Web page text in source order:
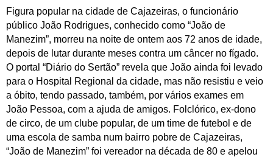
Figura popular na cidade de Cajazeiras, o funcionário
público João Rodrigues, conhecido como “João de
Manezim”, morreu na noite de ontem aos 72 anos de idade,
depois de lutar durante meses contra um câncer no fígado.
O portal “Diário do Sertão” revela que João ainda foi levado
para o Hospital Regional da cidade, mas não resistiu e veio
a óbito, tendo passado, também, por vários exames em
João Pessoa, com a ajuda de amigos. Folclórico, ex-dono
de circo, de um clube popular, de um time de futebol e de
uma escola de samba num bairro pobre de Cajazeiras,
“João de Manezim” foi vereador na década de 80 e apelou